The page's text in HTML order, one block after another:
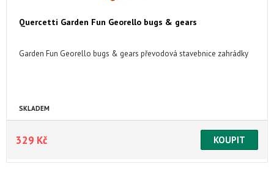
Quercetti Garden Fun Georello bugs & gears
Garden Fun Georello bugs & gears převodová stavebnice zahrádky
SKLADEM
329 Kč